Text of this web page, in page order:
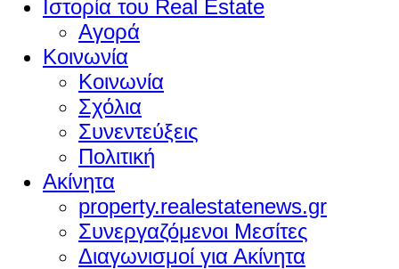
Ιστορία του Real Estate
Αγορά
Κοινωνία
Κοινωνία
Σχόλια
Συνεντεύξεις
Πολιτική
Ακίνητα
property.realestatenews.gr
Συνεργαζόμενοι Μεσίτες
Διαγωνισμοί για Ακίνητα